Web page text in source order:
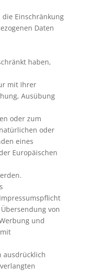
die Einschränkung
Daten
haben,
mit Ihrer
Ausübung
oder zum
oder
eines
Europäischen
von
und
ausdrücklich